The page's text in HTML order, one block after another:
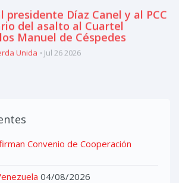
presidente Díaz Canel y al PCC
del asalto al Cuartel
Manuel de Céspedes
Unida Jul 26 2026
Convenio de Cooperación
04/08/2026